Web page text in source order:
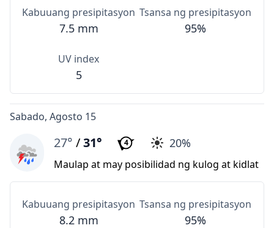
Kabuuang presipitasyon
7.5 mm
Tsansa ng presipitasyon
95%
UV index
5
Sabado, Agosto 15
27° /31° 4 20%
Maulap at may posibilidad ng kulog at kidlat
Kabuuang presipitasyon
8.2 mm
Tsansa ng presipitasyon
95%